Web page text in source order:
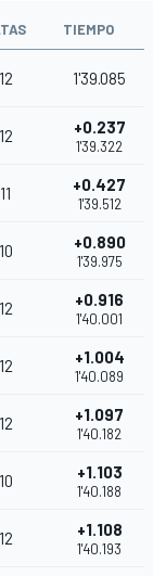
TIEMPO
12 1'39.085
12 +0.237
1'39.322
11 +0.427
1'39.512
10 +0.890
1'39.975
12 +0.916
1'40.001
12 +1.004
1'40.089
12 +1.097
1'40.182
10 +1.103
1'40.188
12 +1.108
1'40.193